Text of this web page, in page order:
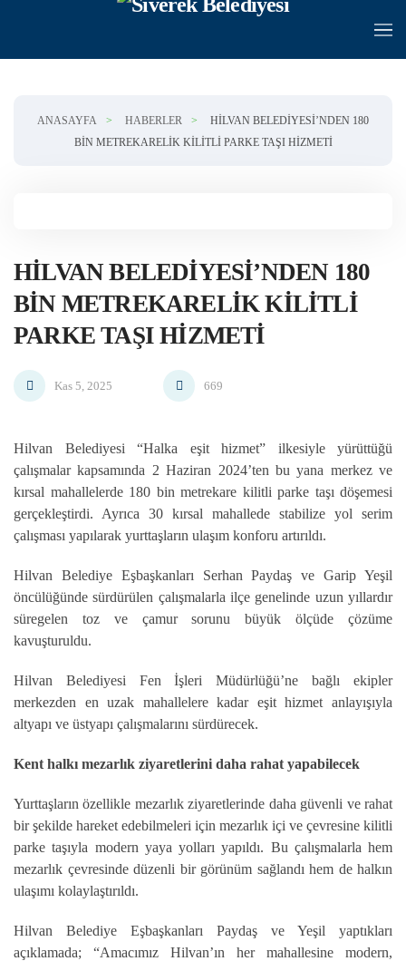
ANASAYFA HABERLER
HILVAN BELEDIYESI’NDEN 180
BIN METREKARELIK KILITLI PARKE TAŞI HIZMETI
HILVAN BELEDIYESI’NDEN 180
BIN METREKARELIK KILITLI
PARKE TAŞI HIZMETI
Kas 5, 2025 669
Hilvan Belediyesi “Halka eşit hizmet” ilkesiyle yürüttüğü
çalışmalar kapsamında 2 Haziran 2024’ten bu yana merkez ve
kırsal mahallelerde 180 bin metrekare kilitli parke taşı döşemesi
gerçekleştirdi. Ayrıca 30 kırsal mahallede stabilize yol serim
çalışması yapılarak yurttaşların ulaşım konforu artırıldı.
Hilvan Belediye Eşbaşkanları Serhan Paydaş ve Garip Yeşil
öncülüğünde sürdürülen çalışmalarla ilçe genelinde uzun yıllardır
süregelen toz ve çamur sorunu büyük ölçüde çözüme
kavuşturuldu.
Hilvan Belediyesi Fen İşleri Müdürlüğü’ne bağlı ekipler
merkezden en uzak mahallelere kadar eşit hizmet anlayışıyla
altyapı ve üstyapı çalışmalarını sürdürecek.
Kent halkı mezarlık ziyaretlerini daha rahat yapabilecek
Yurttaşların özellikle mezarlık ziyaretlerinde daha güvenli ve rahat
bir şekilde hareket edebilmeleri için mezarlık içi ve çevresine kilitli
parke taşıyla modern yaya yolları yapıldı. Bu çalışmalarla hem
mezarlık çevresinde düzenli bir görünüm sağlandı hem de halkın
ulaşımı kolaylaştırıldı.
Hilvan Belediye Eşbaşkanları Paydaş ve Yeşil yaptıkları
açıklamada; “Amacımız Hilvan’ın her mahallesine modern,